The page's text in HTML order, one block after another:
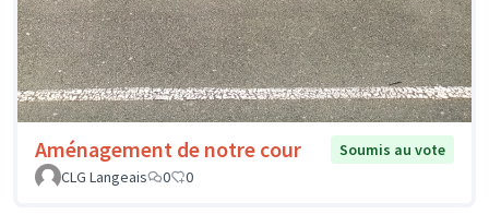
Aménagement de notre cour
Soumis au vote
CLG Langeais
0 0